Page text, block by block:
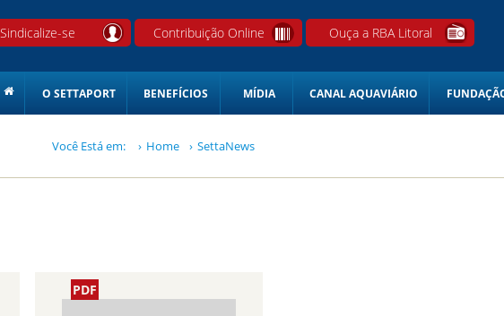
Sindicalize-se Contribuição Online Ouça a RBA Litoral
O SETTAPORT BENEFÍCIOS MÍDIA CANAL AQUAVIÁRIO
Você Está em: Home SettaNews
PDF